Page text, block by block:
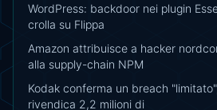
WordPress: backdoor nei plugin
crolla su Flippa
Amazon attribuisce a hacker
alla supply-chain NPM
Kodak conferma un breach
rivendica 2,2 milioni di